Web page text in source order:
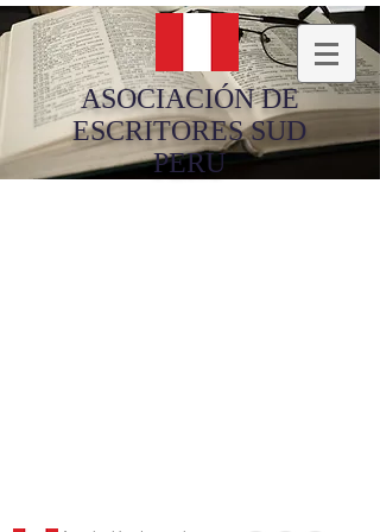
ASOCIACIÓN DE
ESCRITORES SUD
PERU